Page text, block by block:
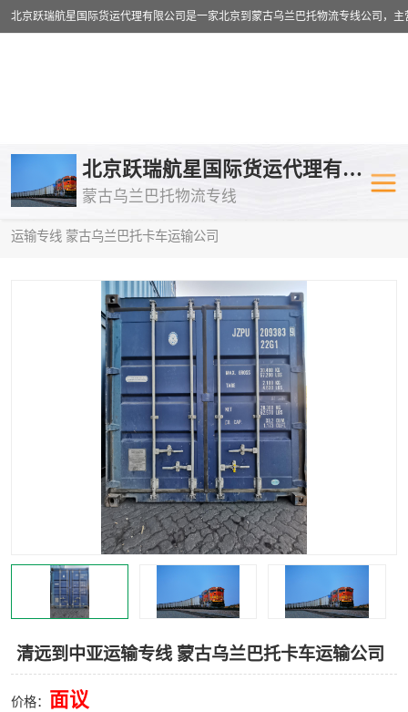
北京跃瑞航星国际货运代理有限公司
蒙古乌兰巴托物流专线
运输专线 蒙古乌兰巴托卡车运输公司
清远到中亚运输专线 蒙古乌兰巴托卡车运输公司
价格： 面议
乌兰巴托物流专线 乌兰巴托铁
乌兰巴托公路运输
中欧班列
蒙古乌兰巴托双清包税
蒙古乌兰巴托空运专线
蒙古乌兰巴托汽运专线
中亚铁路运输